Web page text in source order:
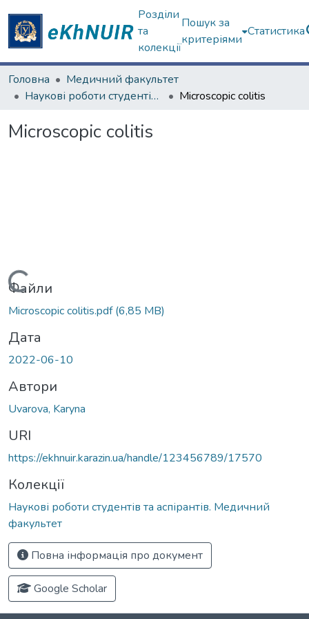
Розділи
та
колекції
Пошук за
критеріями
Статистика
Головна
Медичний факультет
Наукові роботи студентів та аспірантів. Медичний факультет
Microscopic colitis
Microscopic colitis
Вантажиться...
Файли
Microscopic colitis.pdf(6,85 MB)
Дата
2022-06-10
Автори
Uvarova, Karyna
URI
https://ekhnuir.karazin.ua/handle/123456789/17570
Колекції
Наукові роботи студентів та аспірантів. Медичний
факультет
Повна інформація про документ
Google Scholar